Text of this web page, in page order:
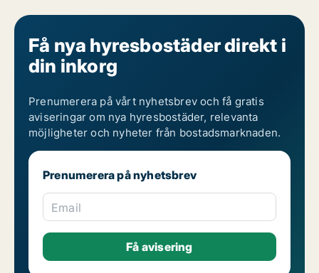
Få nya hyresbostäder direkt i
din inkorg
Prenumerera på vårt nyhetsbrev och få gratis
aviseringar om nya hyresbostäder, relevanta
möjligheter och nyheter från bostadsmarknaden.
Prenumerera på nyhetsbrev
Email